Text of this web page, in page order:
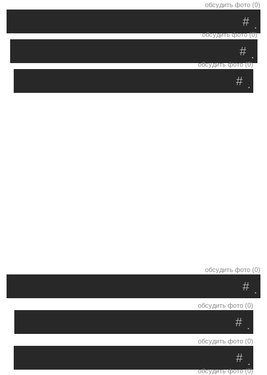
обсудить фото (0)
.
#
обсудить фото (0)
.
#
обсудить фото (0)
.
#
обсудить фото (0)
.
#
обсудить фото (0)
.
#
обсудить фото (0)
.
#
обсудить фото (0)